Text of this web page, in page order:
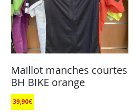
Maillot manches courtes
BH BIKE orange
39,90€